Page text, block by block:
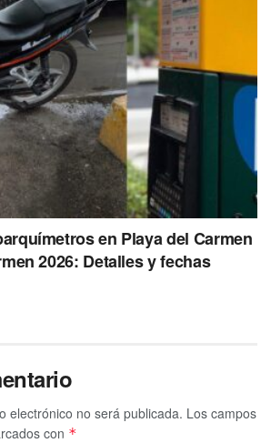
en Playa del Carmen
2026: Detalles y fechas
electrónico no será publicada. Los campos
con *